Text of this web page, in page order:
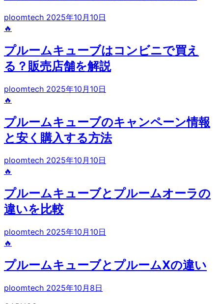
ploomtech 2025年10月10日
🔥
プルームキューブはコンビニで買え
る？販売店舗を解説
ploomtech 2025年10月10日
🔥
プルームキューブのキャンペーン情報
と安く購入する方法
ploomtech 2025年10月10日
🔥
プルームキューブとプルームオーラの
違いを比較
ploomtech 2025年10月10日
🔥
プルームキューブとプルームXの違い
ploomtech 2025年10月8日